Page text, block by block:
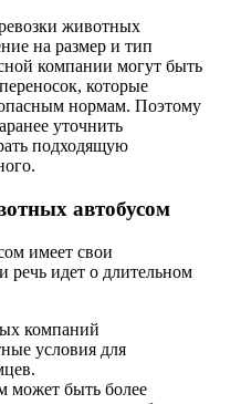
животных
на размер и тип
компании могут быть
которые
нормам. Поэтому
уточнить
подходящую
автобусом
имеет свои
речь идет о длительном
компаний
условия для
может быть более